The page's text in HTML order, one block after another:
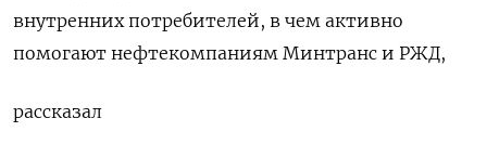
внутренних потребителей, в чем активно
помогают нефтекомпаниям Минтранс и РЖД,
рассказал